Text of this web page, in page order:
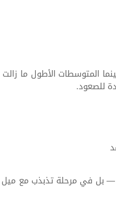
المتوسطات الأطول ما زالت
للصعود.
في مرحلة تذبذب مع ميل